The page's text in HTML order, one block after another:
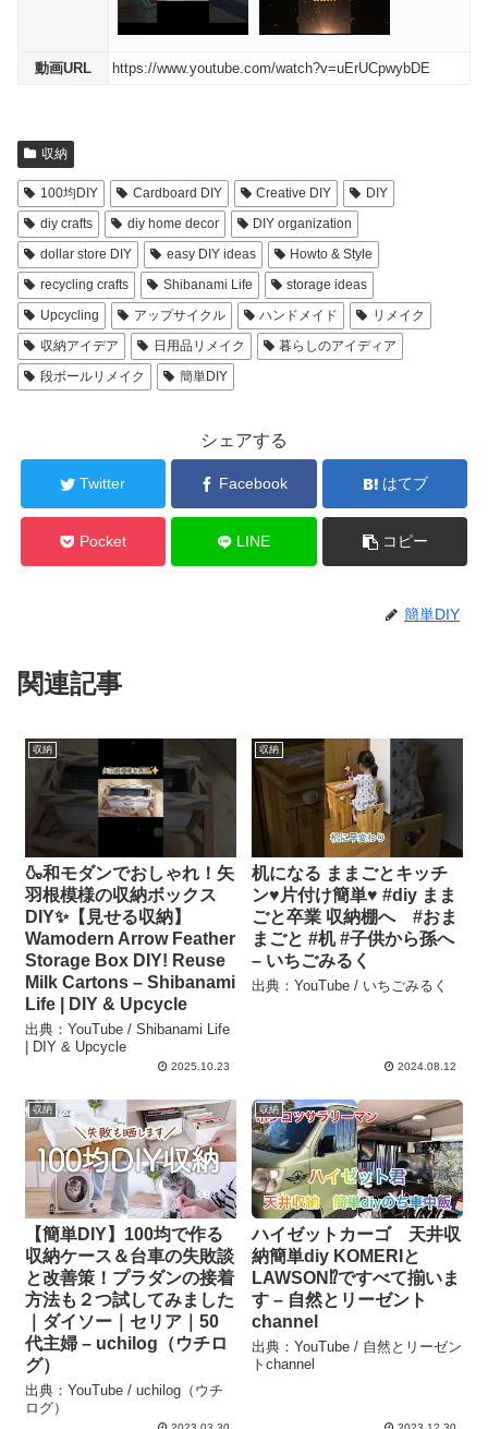
動画URL https://www.youtube.com/watch?v=uErUCpwybDE
収納
100均DIY Cardboard DIY Creative DIY
DIY
diy crafts
diy home decor
DIY organization
dollar store DIY
easy DIY ideas
Howto & Style
recycling crafts
Shibanami Life
storage ideas
Upcycling
アップサイクル ハンドメイド
リメイク
収納アイデア
日用品リメイク
暮らしのアイディア
段ボールリメイク
簡単DIY
シェアする
Twitter Facebook はてブ
Pocket LINE コピー
簡単DIY
関連記事
収納
🍶和モダンでおしゃれ！矢
羽根模様の収納ボックス
DIY✨【見せる収納】
Wamodern Arrow Feather
Storage Box DIY! Reuse
Milk Cartons – Shibanami
Life | DIY & Upcycle
出典：YouTube / Shibanami Life
| DIY & Upcycle
2025.10.23
収納
机になる ままごとキッチ
ン♥️片付け簡単♥️ #diy まま
ごと卒業 収納棚へ #おま
まごと #机 #子供から孫へ
– いちごみるく
出典：YouTube / いちごみるく
2024.08.12
収納
【簡単DIY】100均で作る
収納ケース＆台車の失敗談
と改善策！プラダンの接着
方法も２つ試してみました
｜ダイソー｜セリア｜50
代主婦 – uchilog（ウチロ
グ）
出典：YouTube / uchilog（ウチ
ログ）
収納
ハイゼットカーゴ 天井収
納簡単diy KOMERIと
LAWSON⁉️ですべて揃いま
す – 自然とリーゼント
channel
出典：YouTube / 自然とリーゼン
トchannel